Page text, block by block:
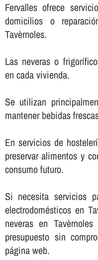
Fervalles ofrece
domicilios o
Tavèrnoles.
Las neveras o
en cada vivienda.
Se utilizan
mantener bebidas
En servicios de
preservar alimentos y
consumo futuro.
Si necesita servicios
electrodomésticos en
neveras en
presupuesto sin
página web.